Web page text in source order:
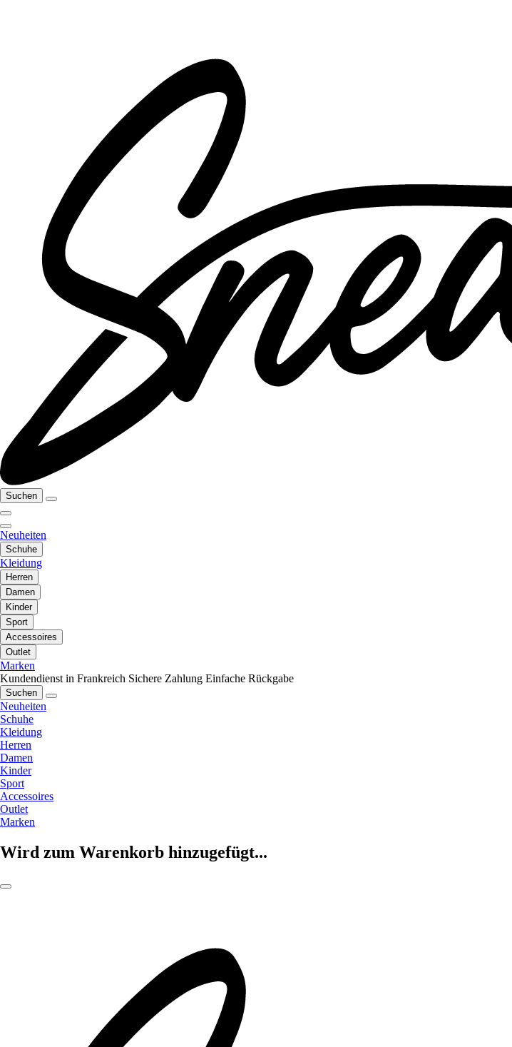
Suchen
Neuheiten
Schuhe
Kleidung
Herren
Damen
Kinder
Sport
Accessoires
Outlet
Marken
Kundendienst in Frankreich Sichere Zahlung Einfache Rückgabe
Suchen
Neuheiten
Schuhe
Kleidung
Herren
Damen
Kinder
Sport
Accessoires
Outlet
Marken
Wird zum Warenkorb hinzugefügt...